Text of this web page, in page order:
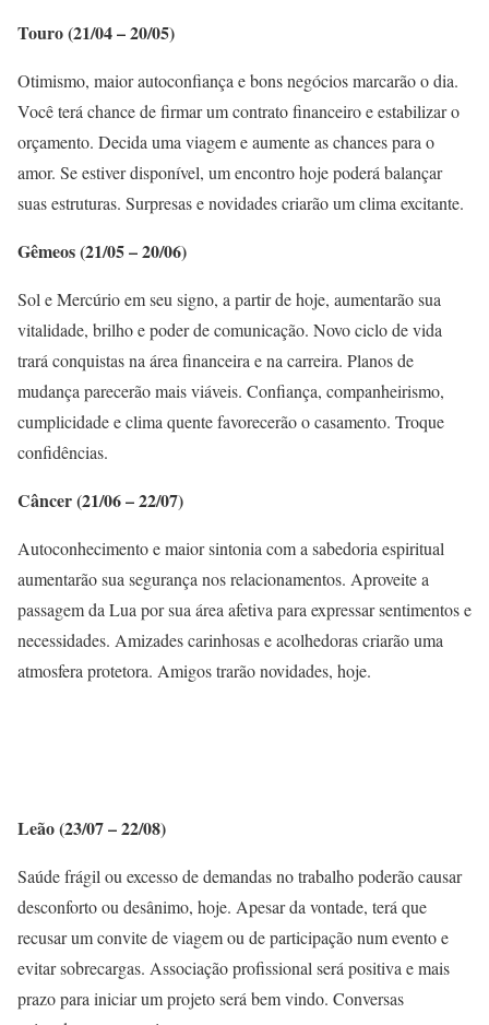
Touro (21/04 – 20/05)
Otimismo, maior autoconfiança e bons negócios marcarão o dia.
Você terá chance de firmar um contrato financeiro e estabilizar o
orçamento. Decida uma viagem e aumente as chances para o
amor. Se estiver disponível, um encontro hoje poderá balançar
suas estruturas. Surpresas e novidades criarão um clima excitante.
Gêmeos (21/05 – 20/06)
Sol e Mercúrio em seu signo, a partir de hoje, aumentarão sua
vitalidade, brilho e poder de comunicação. Novo ciclo de vida
trará conquistas na área financeira e na carreira. Planos de
mudança parecerão mais viáveis. Confiança, companheirismo,
cumplicidade e clima quente favorecerão o casamento. Troque
confidências.
Câncer (21/06 – 22/07)
Autoconhecimento e maior sintonia com a sabedoria espiritual
aumentarão sua segurança nos relacionamentos. Aproveite a
passagem da Lua por sua área afetiva para expressar sentimentos e
necessidades. Amizades carinhosas e acolhedoras criarão uma
atmosfera protetora. Amigos trarão novidades, hoje.
Leão (23/07 – 22/08)
Saúde frágil ou excesso de demandas no trabalho poderão causar
desconforto ou desânimo, hoje. Apesar da vontade, terá que
recusar um convite de viagem ou de participação num evento e
evitar sobrecargas. Associação profissional será positiva e mais
prazo para iniciar um projeto será bem vindo. Conversas